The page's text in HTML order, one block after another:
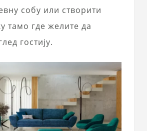
собу или створити
тамо где желите да
гостију.